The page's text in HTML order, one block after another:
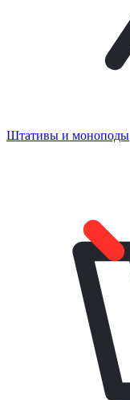
Штативы и моноподы